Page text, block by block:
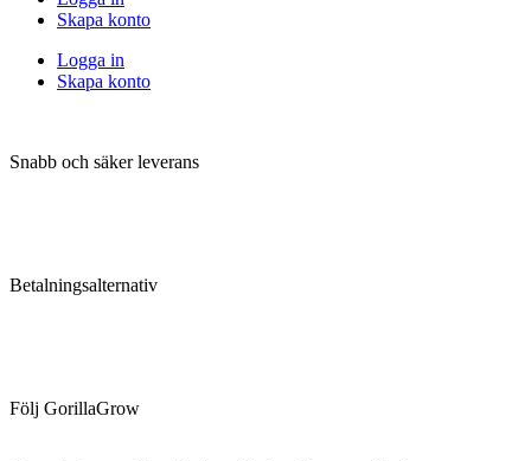
Skapa konto
Logga in
Skapa konto
Snabb och säker leverans
Betalningsalternativ
Följ GorillaGrow